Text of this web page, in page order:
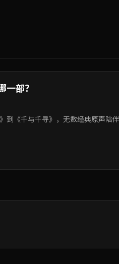
一部？
到《千与千寻》，无数经典原声陪